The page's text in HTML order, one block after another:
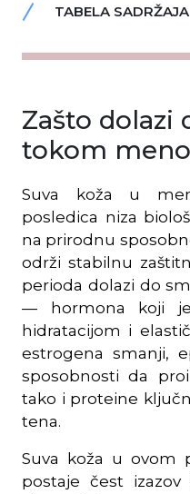
TABELA SADRŽAJA
Zašto dolazi
tokom
Suva koža u
posledica niza
na prirodnu
održi stabilnu
perioda dolazi do
— hormona koji
hidratacijom i
estrogena smanji,
sposobnosti da
tako i proteine
tena.
Suva koža u ovom
postaje čest